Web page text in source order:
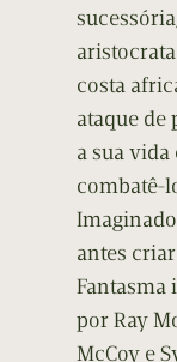
costa
ataque de
a sua vida
combatê-
antes
por Ray
McCoy e